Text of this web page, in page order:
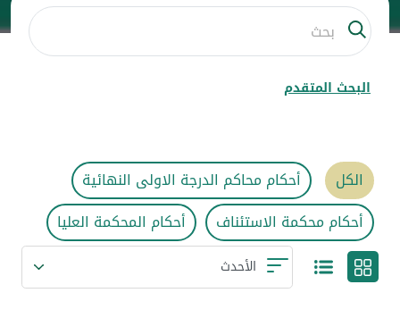
البحث المتقدم
الكل
أحكام محاكم الدرجة الاولى النهائية
أحكام محكمة الاستئناف
أحكام المحكمة العليا